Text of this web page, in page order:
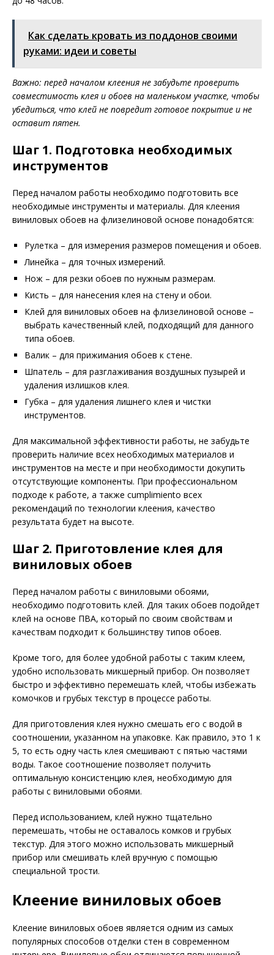
Как сделать кровать из поддонов своими
руками: идеи и советы
Важно: перед началом клеения не забудьте проверить
совместимость клея и обоев на маленьком участке, чтобы
убедиться, что клей не повредит готовое покрытие и не
оставит пятен.
Шаг 1. Подготовка необходимых
инструментов
Перед началом работы необходимо подготовить все
необходимые инструменты и материалы. Для клеения
виниловых обоев на флизелиновой основе понадобятся:
Рулетка – для измерения размеров помещения и обоев.
Линейка – для точных измерений.
Нож – для резки обоев по нужным размерам.
Кисть – для нанесения клея на стену и обои.
Клей для виниловых обоев на флизелиновой основе –
выбрать качественный клей, подходящий для данного
типа обоев.
Валик – для прижимания обоев к стене.
Шпатель – для разглаживания воздушных пузырей и
удаления излишков клея.
Губка – для удаления лишнего клея и чистки
инструментов.
Для максимальной эффективности работы, не забудьте
проверить наличие всех необходимых материалов и
инструментов на месте и при необходимости докупить
отсутствующие компоненты. При профессиональном
подходе к работе, а также cumplimiento всех
рекомендаций по технологии клеения, качество
результата будет на высоте.
Шаг 2. Приготовление клея для
виниловых обоев
Перед началом работы с виниловыми обоями,
необходимо подготовить клей. Для таких обоев подойдет
клей на основе ПВА, который по своим свойствам и
качествам подходит к большинству типов обоев.
Кроме того, для более удобной работы с таким клеем,
удобно использовать микшерный прибор. Он позволяет
быстро и эффективно перемешать клей, чтобы избежать
комочков и грубых текстур в процессе работы.
Для приготовления клея нужно смешать его с водой в
соотношении, указанном на упаковке. Как правило, это 1 к
5, то есть одну часть клея смешивают с пятью частями
воды. Такое соотношение позволяет получить
оптимальную консистенцию клея, необходимую для
работы с виниловыми обоями.
Перед использованием, клей нужно тщательно
перемешать, чтобы не оставалось комков и грубых
текстур. Для этого можно использовать микшерный
прибор или смешивать клей вручную с помощью
специальной трости.
Клеение виниловых обоев
Клеение виниловых обоев является одним из самых
популярных способов отделки стен в современном